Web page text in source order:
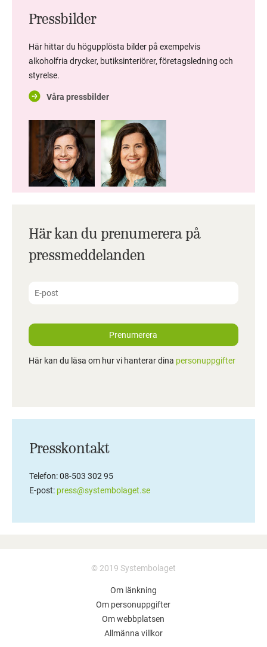
Pressbilder
Här hittar du högupplösta bilder på exempelvis
alkoholfria drycker, butiksinteriörer, företagsledning och
styrelse.
Våra pressbilder
Här kan du prenumerera på
pressmeddelanden
Prenumerera
Här kan du läsa om hur vi hanterar dina personuppgifter
Presskontakt
Telefon: 08-503 302 95
E-post: press@systembolaget.se
© 2019 Systembolaget
Om länkning
Om personuppgifter
Om webbplatsen
Allmänna villkor